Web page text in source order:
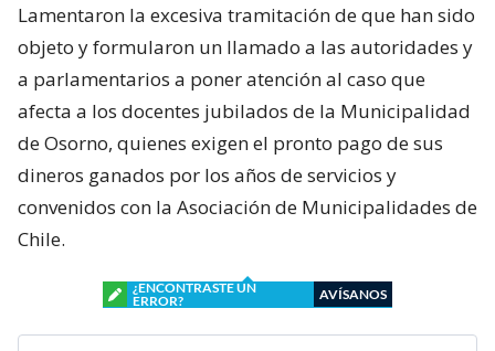
Lamentaron la excesiva tramitación de que han sido
objeto y formularon un llamado a las autoridades y
a parlamentarios a poner atención al caso que
afecta a los docentes jubilados de la Municipalidad
de Osorno, quienes exigen el pronto pago de sus
dineros ganados por los años de servicios y
convenidos con la Asociación de Municipalidades de
Chile.
¿ENCONTRASTE UN
ERROR?
AVÍSANOS